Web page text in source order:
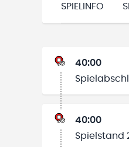
SPIELINFO
40:00
40:00
Spielstand